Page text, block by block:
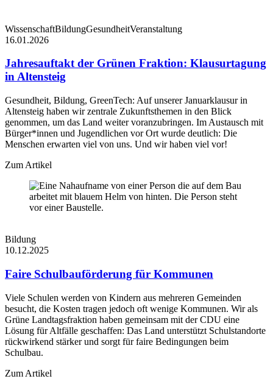
WissenschaftBildungGesundheitVeranstaltung
16.01.2026
Jahresauftakt der Grünen Fraktion: Klausurtagung
in Altensteig
Gesundheit, Bildung, GreenTech: Auf unserer Januarklausur in
Altensteig haben wir zentrale Zukunftsthemen in den Blick
genommen, um das Land weiter voranzubringen. Im Austausch mit
Bürger*innen und Jugendlichen vor Ort wurde deutlich: Die
Menschen erwarten viel von uns. Und wir haben viel vor!
Zum Artikel
Bildung
10.12.2025
Faire Schulbauförderung für Kommunen
Viele Schulen werden von Kindern aus mehreren Gemeinden
besucht, die Kosten tragen jedoch oft wenige Kommunen. Wir als
Grüne Landtagsfraktion haben gemeinsam mit der CDU eine
Lösung für Altfälle geschaffen: Das Land unterstützt Schulstandorte
rückwirkend stärker und sorgt für faire Bedingungen beim
Schulbau.
Zum Artikel